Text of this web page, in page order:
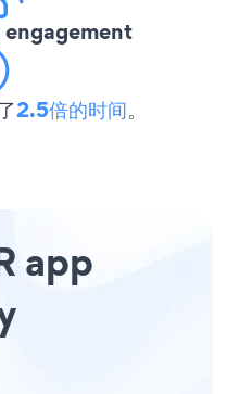
engagement
2.5倍的时间。
app